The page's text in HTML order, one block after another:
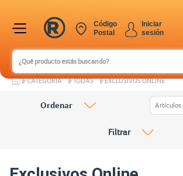
Iniciar
sesión
Código
Postal
CATEGORÍA TODAS EXCLUSIVOS ONLINE
Ordenar Artículos
Filtrar